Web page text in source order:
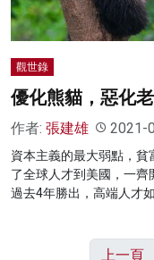
觀世錄
優化熊貓，惡化
作者: 張建雄 2021-
資本主義的最大弱點，貧
了全球人才到美國，一
過去4年勝出，高端人才
上一頁